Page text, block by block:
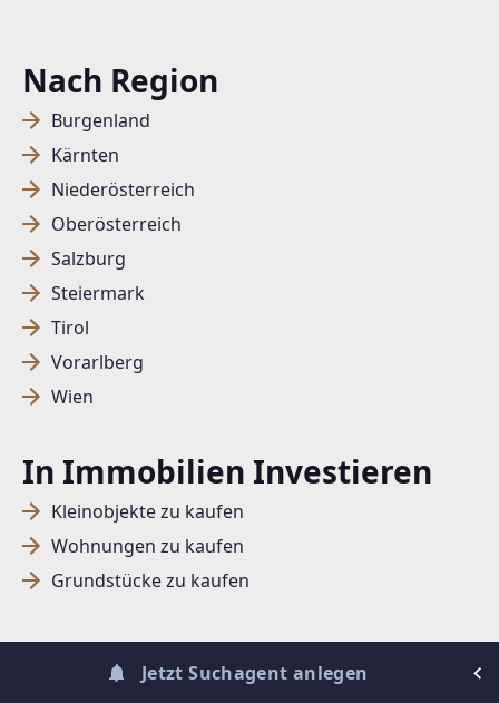
Nach Region
Burgenland
Kärnten
Niederösterreich
Oberösterreich
Salzburg
Steiermark
Tirol
Vorarlberg
Wien
In Immobilien Investieren
Kleinobjekte zu kaufen
Wohnungen zu kaufen
Grundstücke zu kaufen
Jetzt Suchagent anlegen
SUCHAGENT ANLEGEN FÜR DIE
AKTUELLEN SUCHKRITERIEN
Dieser Filter wird viele Treffer erzeugen. Bitte setzen
Sie weitere Filter!
Ich stimme der Verarbeitung meiner Daten, wie
in denDatenschutzbestimmungenbeschrieben,
zu.